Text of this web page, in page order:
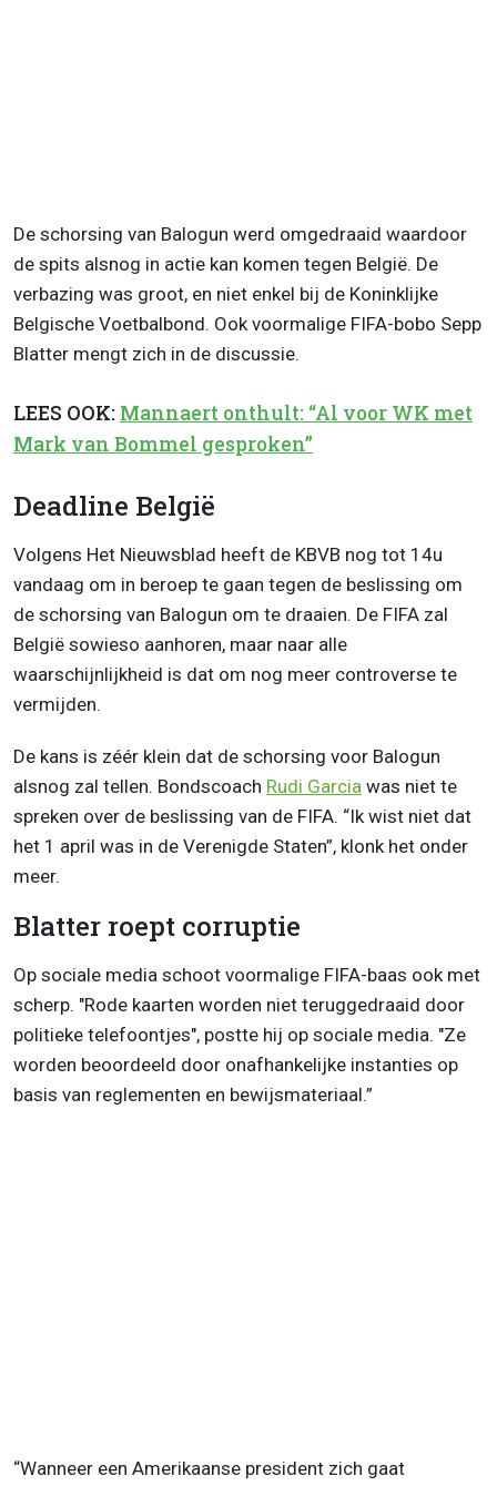
De schorsing van Balogun werd omgedraaid waardoor
de spits alsnog in actie kan komen tegen België. De
verbazing was groot, en niet enkel bij de Koninklijke
Belgische Voetbalbond. Ook voormalige FIFA-bobo Sepp
Blatter mengt zich in de discussie.
LEES OOK: Mannaert onthult: “Al voor WK met
Mark van Bommel gesproken”
Deadline België
Volgens Het Nieuwsblad heeft de KBVB nog tot 14u
vandaag om in beroep te gaan tegen de beslissing om
de schorsing van Balogun om te draaien. De FIFA zal
België sowieso aanhoren, maar naar alle
waarschijnlijkheid is dat om nog meer controverse te
vermijden.
De kans is zéér klein dat de schorsing voor Balogun
alsnog zal tellen. Bondscoach Rudi Garcia was niet te
spreken over de beslissing van de FIFA. “Ik wist niet dat
het 1 april was in de Verenigde Staten”, klonk het onder
meer.
Blatter roept corruptie
Op sociale media schoot voormalige FIFA-baas ook met
scherp. "Rode kaarten worden niet teruggedraaid door
politieke telefoontjes", postte hij op sociale media. "Ze
worden beoordeeld door onafhankelijke instanties op
basis van reglementen en bewijsmateriaal.”
“Wanneer een Amerikaanse president zich gaat